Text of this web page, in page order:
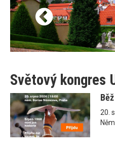
Světový kongres
20.